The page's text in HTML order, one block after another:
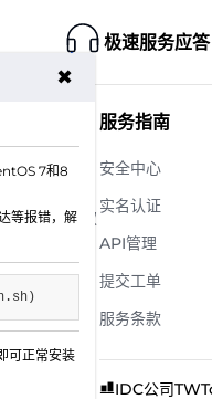
极速服务应答
联科技 版权
服务指南
安全中心
实名认证
API管理
提交工单
服务条款
IDC公司
✖
7和8
等报错，解
可正常安装